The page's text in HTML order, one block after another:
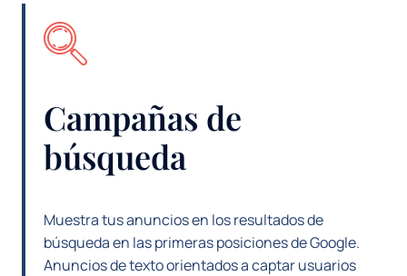
Campañas de
búsqueda
Muestra tus anuncios en los resultados de
búsqueda en las primeras posiciones de Google.
Anuncios de texto orientados a captar usuarios